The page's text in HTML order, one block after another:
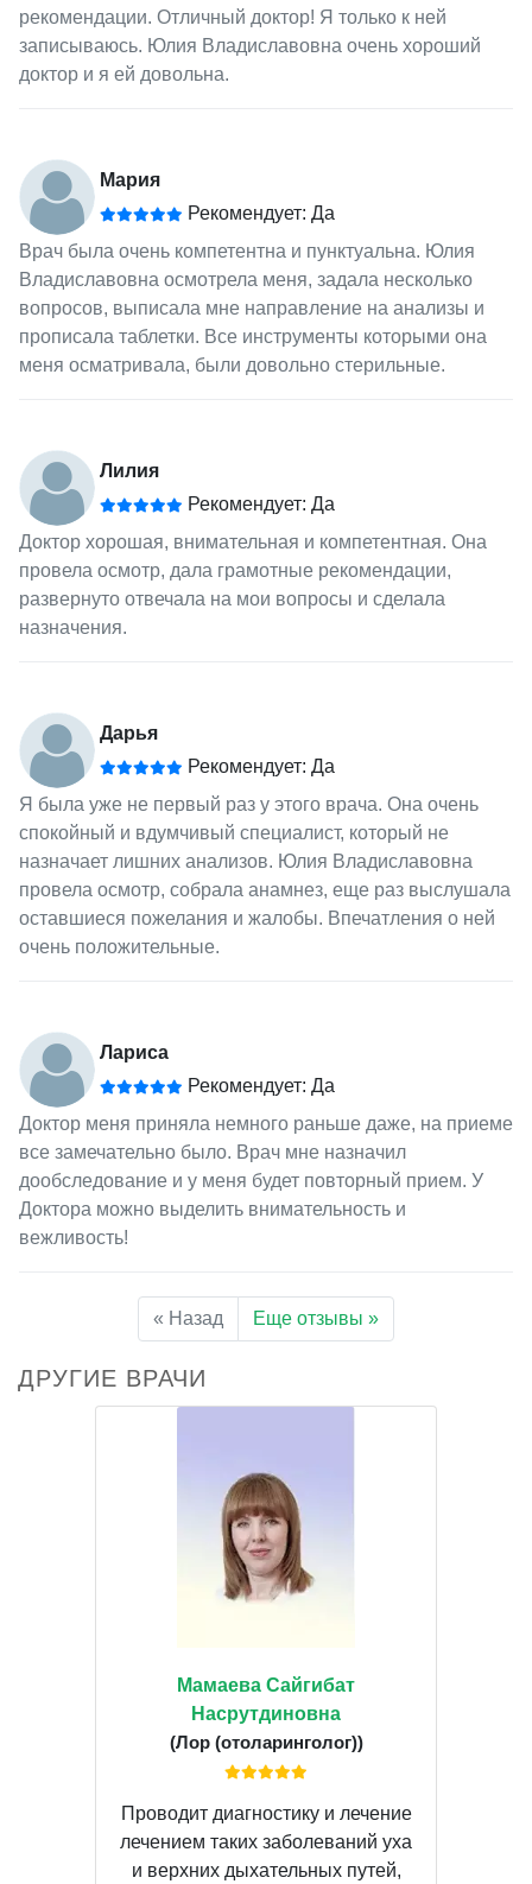
рекомендации. Отличный доктор! Я только к ней
записываюсь. Юлия Владиславовна очень хороший
доктор и я ей довольна.
Мария
Рекомендует: Да
Врач была очень компетентна и пунктуальна. Юлия
Владиславовна осмотрела меня, задала несколько
вопросов, выписала мне направление на анализы и
прописала таблетки. Все инструменты которыми она
меня осматривала, были довольно стерильные.
Лилия
Рекомендует: Да
Доктор хорошая, внимательная и компетентная. Она
провела осмотр, дала грамотные рекомендации,
развернуто отвечала на мои вопросы и сделала
назначения.
Дарья
Рекомендует: Да
Я была уже не первый раз у этого врача. Она очень
спокойный и вдумчивый специалист, который не
назначает лишних анализов. Юлия Владиславовна
провела осмотр, собрала анамнез, еще раз выслушала
оставшиеся пожелания и жалобы. Впечатления о ней
очень положительные.
Лариса
Рекомендует: Да
Доктор меня приняла немного раньше даже, на приеме
все замечательно было. Врач мне назначил
дообследование и у меня будет повторный прием. У
Доктора можно выделить внимательность и
вежливость!
« Назад Еще отзывы »
ДРУГИЕ ВРАЧИ
Мамаева Сайгибат
Насрутдиновна
(Лор (отоларинголог))
Проводит диагностику и лечение
лечением таких заболеваний уха
и верхних дыхательных путей,